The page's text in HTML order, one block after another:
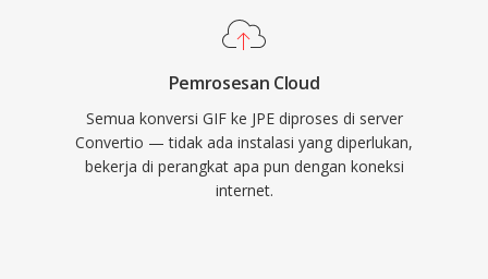
Pemrosesan Cloud
Semua konversi GIF ke JPE diproses di server
Convertio — tidak ada instalasi yang diperlukan,
bekerja di perangkat apa pun dengan koneksi
internet.